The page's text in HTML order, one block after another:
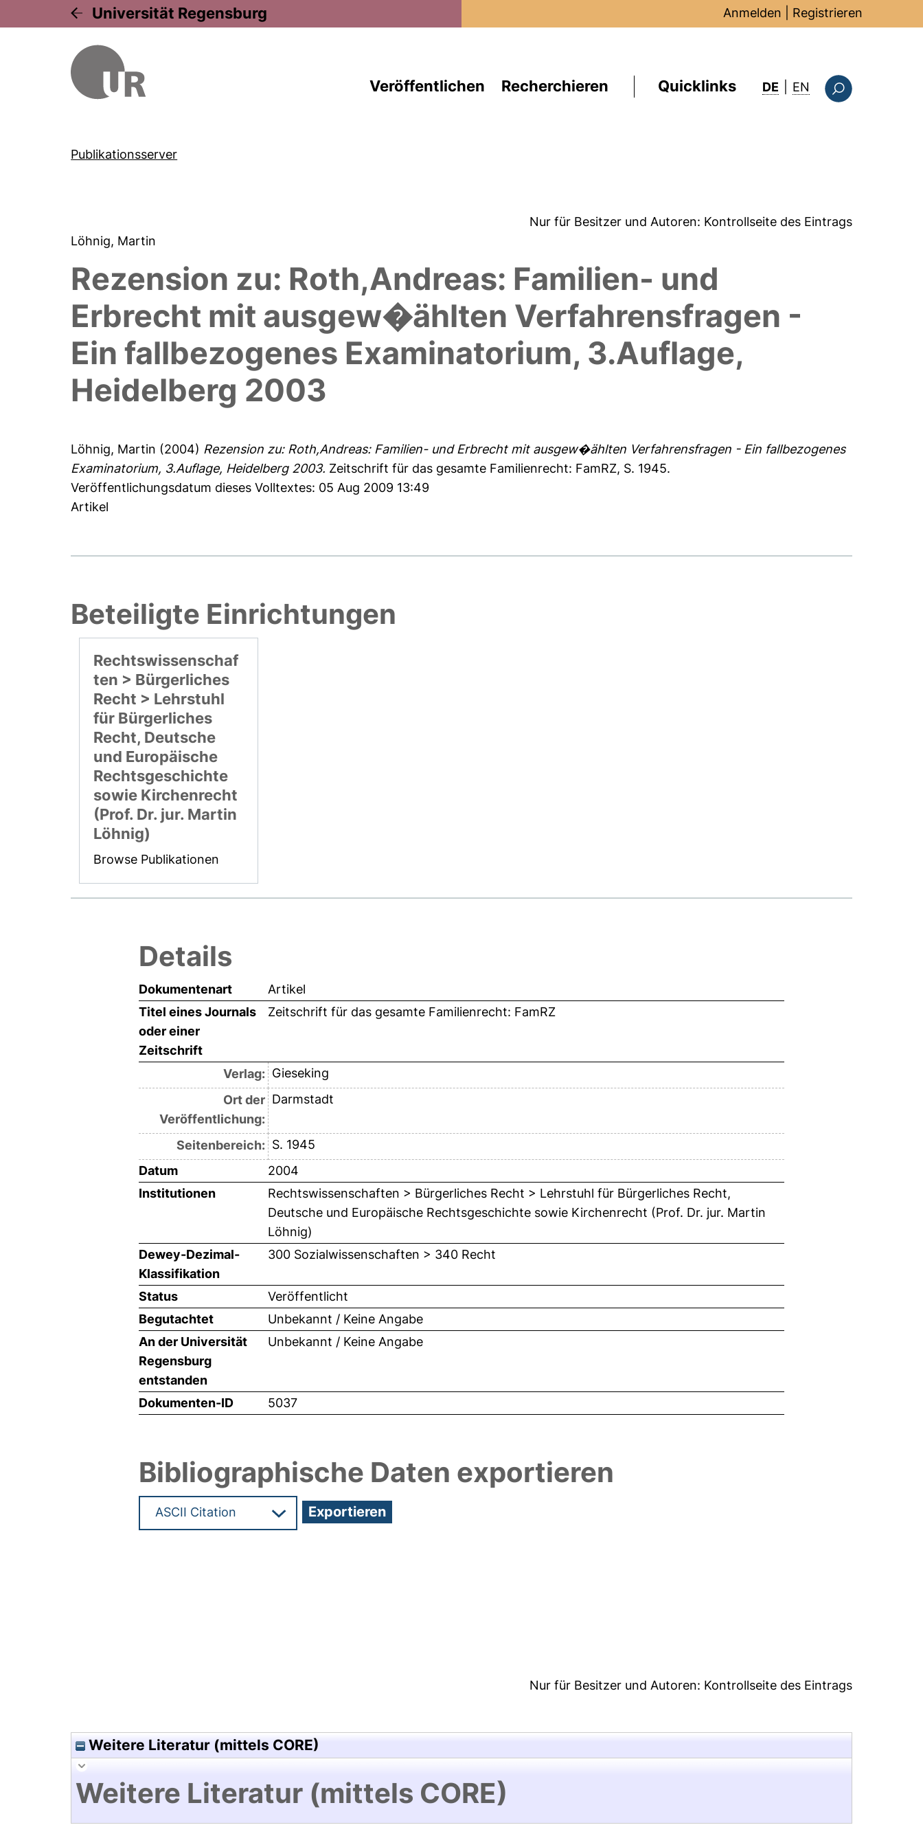
Universität Regensburg Anmelden Registrieren
Veröffentlichen Recherchieren Quicklinks DE EN : this page in
Publikationsserver
Nur für Besitzer und Autoren: Kontrollseite des Eintrags
Löhnig, Martin
Rezension zu: Roth,Andreas: Familien- und
Erbrecht mit ausgew�ählten Verfahrensfragen -
Ein fallbezogenes Examinatorium, 3.Auflage,
Heidelberg 2003
Löhnig, Martin (2004) Rezension zu: Roth,Andreas: Familien- und Erbrecht mit ausgew�ählten Verfahrensfragen - Ein fallbezogenes
Examinatorium, 3.Auflage, Heidelberg 2003. Zeitschrift für das gesamte Familienrecht: FamRZ, S. 1945.
Veröffentlichungsdatum dieses Volltextes: 05 Aug 2009 13:49
Artikel
Beteiligte Einrichtungen
Rechtswissenschaf
ten > Bürgerliches
Recht > Lehrstuhl
für Bürgerliches
Recht, Deutsche
und Europäische
Rechtsgeschichte
sowie Kirchenrecht
(Prof. Dr. jur. Martin
Löhnig)
Browse Publikationen
Details
Dokumentenart
Artikel
Titel eines Journals
oder einer
Zeitschrift
Zeitschrift für das gesamte Familienrecht: FamRZ
Verlag: Gieseking
Ort der
Veröffentlichung:
Darmstadt
Seitenbereich: S. 1945
Datum
2004
Institutionen
Rechtswissenschaften > Bürgerliches Recht > Lehrstuhl für Bürgerliches Recht,
Deutsche und Europäische Rechtsgeschichte sowie Kirchenrecht (Prof. Dr. jur. Martin
Löhnig)
Dewey-Dezimal-
Klassifikation
300 Sozialwissenschaften > 340 Recht
Status
Veröffentlicht
Begutachtet
Unbekannt / Keine Angabe
An der Universität
Regensburg
entstanden
Unbekannt / Keine Angabe
Dokumenten-ID 5037
Bibliographische Daten exportieren
Nur für Besitzer und Autoren: Kontrollseite des Eintrags
Weitere Literatur (mittels CORE)
Weitere Literatur (mittels CORE)